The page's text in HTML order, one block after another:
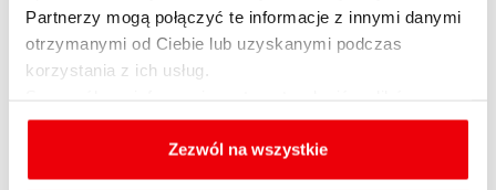
Partnerzy mogą połączyć te informacje z innymi danymi
otrzymanymi od Ciebie lub uzyskanymi podczas
korzystania z ich usług.
cookies, celu i sposobu korzystania z nich przez nas
oraz zmiany ustawień plików cookies a także ich
usuwania z przeglądarki internetowej, znajdują się
Zezwól na wszystkie
Kredytobiorcy, którzy kupowaliby mieszkanie lub
dom w Warszawie, mogliby liczyć na wzrost
powyższych wartości o 20 proc. Z kolei w Gdańsku,
Poznaniu, Krakowie i Wrocławiu wartości te miały
być podwyższone o 10%.